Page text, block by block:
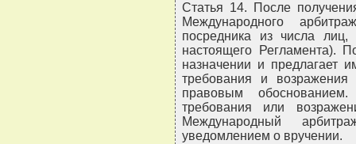
Статья 14. После
Международного
посредника из числа
настоящего Регламента).
назначении и предлагает
требования и
правовым
требования или
Международный
уведомлением о вручении.